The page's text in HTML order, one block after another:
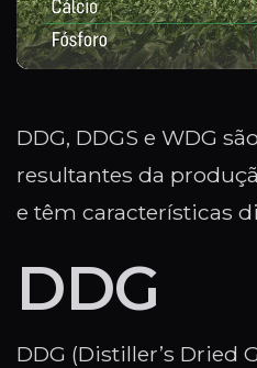
DDG, DDGS e WDG
resultantes da
e têm características
DDG
DDG (Distiller’s Dried